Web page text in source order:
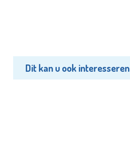
Dit kan u ook interesseren